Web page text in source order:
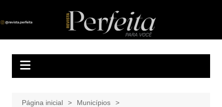
Revista Perfeita
A melhor revista eletrônica do interior de Sergipe
Página inicial
Municípios